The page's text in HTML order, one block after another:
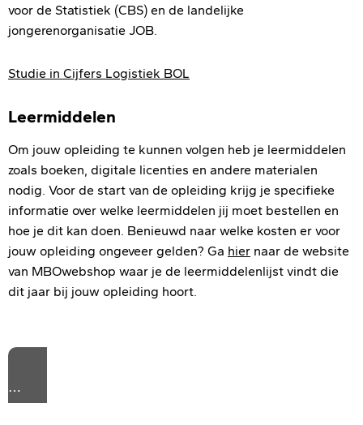
voor de Statistiek (CBS) en de landelijke
jongerenorganisatie JOB.
Studie in Cijfers Logistiek BOL
Leermiddelen
Om jouw opleiding te kunnen volgen heb je leermiddelen
zoals boeken, digitale licenties en andere materialen
nodig. Voor de start van de opleiding krijg je specifieke
informatie over welke leermiddelen jij moet bestellen en
hoe je dit kan doen. Benieuwd naar welke kosten er voor
jouw opleiding ongeveer gelden? Ga hier naar de website
van MBOwebshop waar je de leermiddelenlijst vindt die
dit jaar bij jouw opleiding hoort.
⋯